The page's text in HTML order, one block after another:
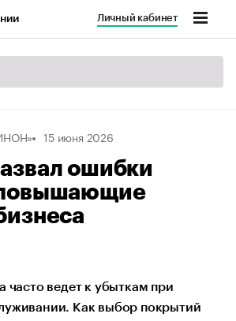
Личный кабинет
15 июня 2026
ошибки
часто ведет к убыткам при
Как выбор покрытий